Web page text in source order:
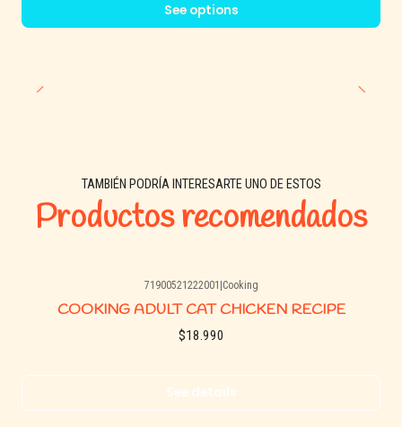
See options
TAMBIÉN PODRÍA INTERESARTE UNO DE ESTOS
Productos recomendados
71900521222001 Cooking
COOKING ADULT CAT CHICKEN RECIPE
$18.990
See details